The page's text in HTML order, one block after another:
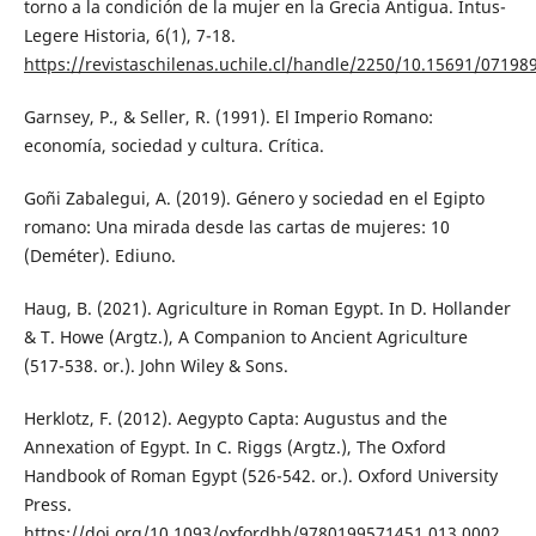
torno a la condición de la mujer en la Grecia Antigua. Intus-
Legere Historia, 6(1), 7-18.
https://revistaschilenas.uchile.cl/handle/2250/10.15691/
Garnsey, P., & Seller, R. (1991). El Imperio Romano:
economía, sociedad y cultura. Crítica.
Goñi Zabalegui, A. (2019). Género y sociedad en el Egipto
romano: Una mirada desde las cartas de mujeres: 10
(Deméter). Ediuno.
Haug, B. (2021). Agriculture in Roman Egypt. In D. Hollander
& T. Howe (Argtz.), A Companion to Ancient Agriculture
(517-538. or.). John Wiley & Sons.
Herklotz, F. (2012). Aegypto Capta: Augustus and the
Annexation of Egypt. In C. Riggs (Argtz.), The Oxford
Handbook of Roman Egypt (526-542. or.). Oxford University
Press.